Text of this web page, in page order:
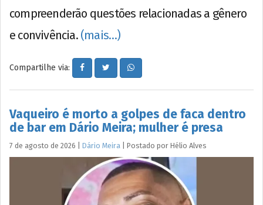
compreenderão questões relacionadas a gênero
e convivência. (mais…)
Compartilhe via:
Vaqueiro é morto a golpes de faca dentro
de bar em Dário Meira; mulher é presa
7 de agosto de 2026 Dário Meira Postado por Hélio Alves